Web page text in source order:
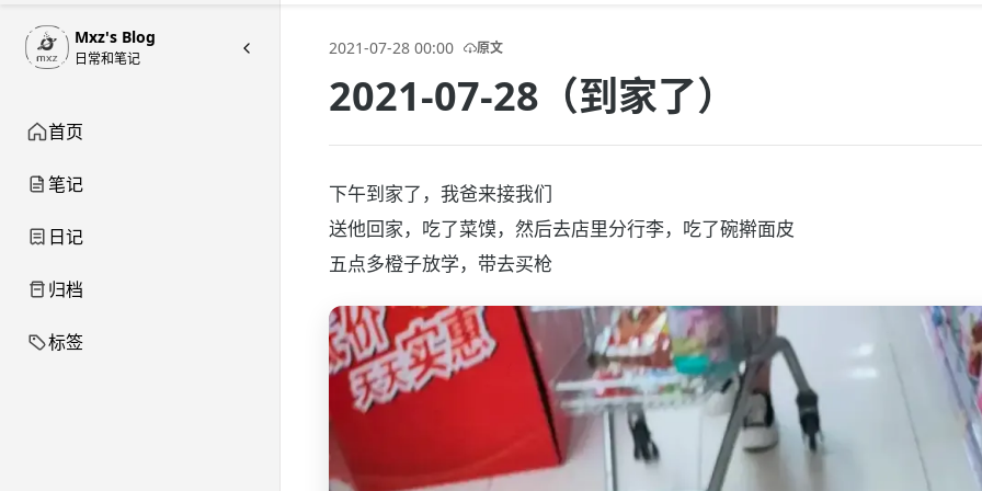
2021-07-28 00:00 原文
2021-07-28（到家了）
下午到家了，我爸来接我们
送他回家，吃了菜馍，然后去店里分行李，吃了碗擀面皮
五点多橙子放学，带去买枪
Mxz's Blog
日常和笔记
首页
笔记
日记
归档
标签